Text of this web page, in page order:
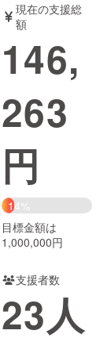
ゲーム・サ
書籍・雑誌
チャレンジ
Creation
ミュニティ
現在の支援総
額
146,
263
円
14%
目標金額は
1,000,000円
支援者数
23人